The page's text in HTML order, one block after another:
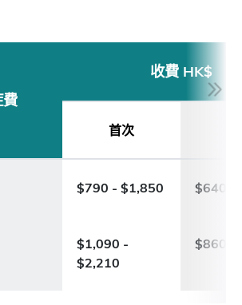
收費 HK$
首次
$790 - $1,850 $640 -
$1,090 -
$2,210
$860 -